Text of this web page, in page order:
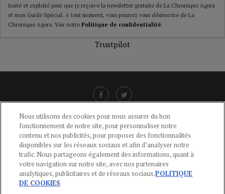
traité et exploité pour que je reçoive la newsletter gratuite de La Chronique Agora
et mon Guide Spécial. A tout moment, vous pourrez vous désinscrire de La
Chronique Agora. Voir notre Politique de confidentialité.
Trustpilot
LIENS UTILES
CGU-POLITIQUE DE CONFIDENTIALITÉ -POLITIQUE DES COOKIES
MENTIONS LÉGALES -AIDE
CONTACT
Nous utilisons des cookies pour nous assurer du bon
fonctionnement de notre site, pour personnaliser notre
contenu et nos publicités, pour proposer des fonctionnalités
disponibles sur les réseaux sociaux et afin d’analyser notre
trafic. Nous partageons également des informations, quant à
votre navigation sur notre site, avec nos partenaires
analytiques, publicitaires et de réseaux sociaux.POLITIQUE
DE COOKIES